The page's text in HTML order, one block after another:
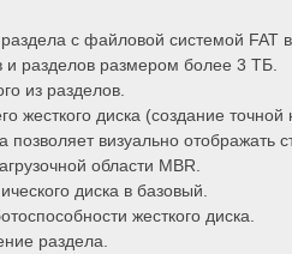
с файловой системой FAT
и разделов размером более 3 ТБ.
из разделов.
жесткого диска (создание
визуально отображать
области MBR.
диска в базовый.
жесткого диска.
раздела.